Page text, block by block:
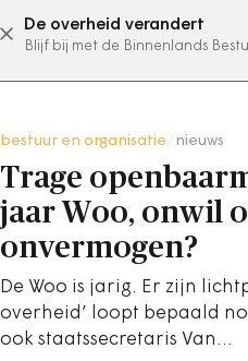
De overheid verandert
Blijf bij met de Binnenlands
abonneer
bestuur en organisatie nieuws
Trage
jaar Woo, onwil
onvermogen?
De Woo is jarig. Er zijn
overheid’ loopt bepaald
ook staatssecretaris Van…